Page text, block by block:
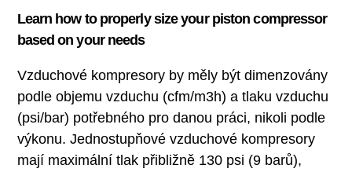
Learn how to properly size your piston compressor
based on your needs
Vzduchové kompresory by měly být dimenzovány
podle objemu vzduchu (cfm/m3h) a tlaku vzduchu
(psi/bar) potřebného pro danou práci, nikoli podle
výkonu. Jednostupňové vzduchové kompresory
mají maximální tlak přibližně 130 psi (9 barů),